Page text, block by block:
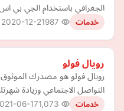
الجغرافي باستخدام الجي بي
خدمات 2020-12-21
رويال فولو
رويال فولو هو مصدرك
التواصل الاجتماعي وزيادة
خدمات 06-17